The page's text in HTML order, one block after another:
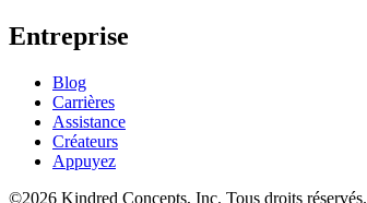
Entreprise
Blog
Carrières
Assistance
Créateurs
Appuyez
©2026 Kindred Concepts, Inc. Tous droits réservés.